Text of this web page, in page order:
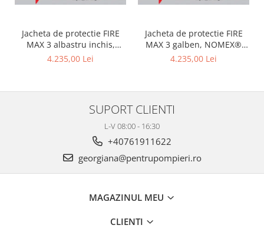
Jacheta de protectie FIRE
MAX 3 albastru inchis,
NOMEX® TOUGHT
4.235,00 Lei
Jacheta de protectie FIRE
MAX 3 galben, NOMEX®
Tought
4.235,00 Lei
SUPORT CLIENTI
L-V 08:00 - 16:30
+40761911622
georgiana@pentrupompieri.ro
MAGAZINUL MEU
CLIENTI